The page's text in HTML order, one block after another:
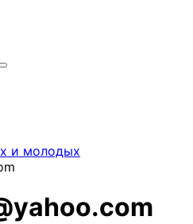
и молодых